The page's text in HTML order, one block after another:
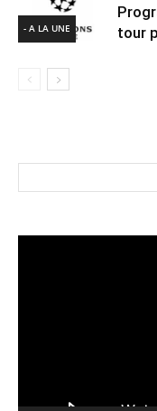
- A LA UNE
tour